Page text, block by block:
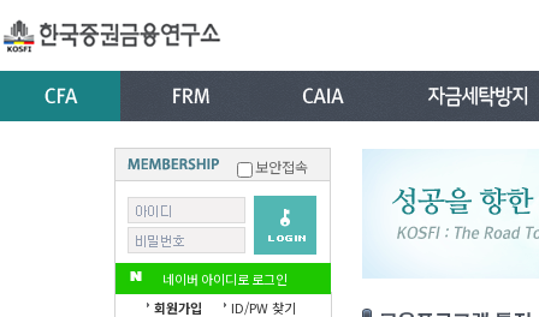
보안접속
네이버 아이디로 로그인
회원가입
ID/PW 찾기